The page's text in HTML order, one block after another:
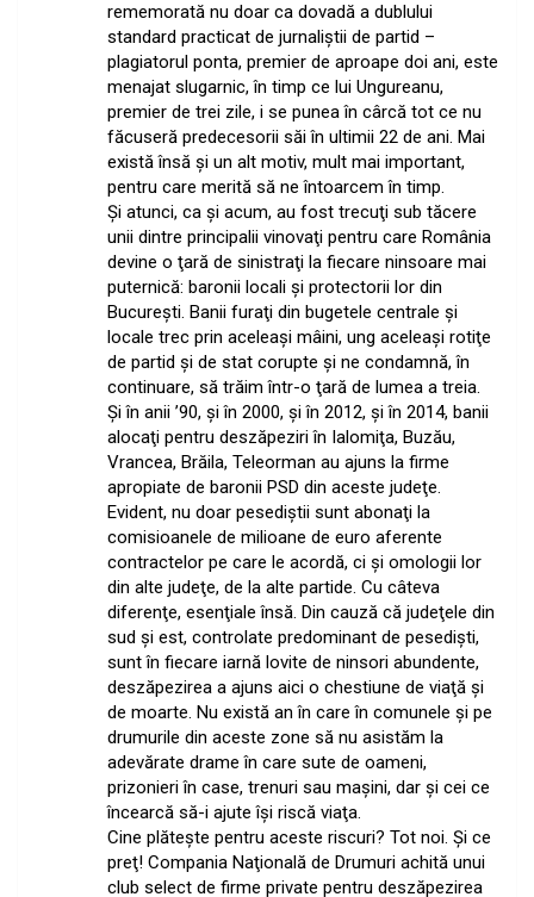
rememorată nu doar ca dovadă a dublului
standard practicat de jurnaliştii de partid –
plagiatorul ponta, premier de aproape doi ani, este
menajat slugarnic, în timp ce lui Ungureanu,
premier de trei zile, i se punea în cârcă tot ce nu
făcuseră predecesorii săi în ultimii 22 de ani. Mai
există însă şi un alt motiv, mult mai important,
pentru care merită să ne întoarcem în timp.
Şi atunci, ca şi acum, au fost trecuţi sub tăcere
unii dintre principalii vinovaţi pentru care România
devine o ţară de sinistraţi la fiecare ninsoare mai
puternică: baronii locali şi protectorii lor din
Bucureşti. Banii furaţi din bugetele centrale şi
locale trec prin aceleaşi mâini, ung aceleaşi rotiţe
de partid şi de stat corupte şi ne condamnă, în
continuare, să trăim într-o ţară de lumea a treia.
Şi în anii ’90, şi în 2000, şi în 2012, şi în 2014, banii
alocaţi pentru deszăpeziri în Ialomiţa, Buzău,
Vrancea, Brăila, Teleorman au ajuns la firme
apropiate de baronii PSD din aceste judeţe.
Evident, nu doar pesediştii sunt abonaţi la
comisioanele de milioane de euro aferente
contractelor pe care le acordă, ci şi omologii lor
din alte judeţe, de la alte partide. Cu câteva
diferenţe, esenţiale însă. Din cauză că judeţele din
sud şi est, controlate predominant de pesedişti,
sunt în fiecare iarnă lovite de ninsori abundente,
deszăpezirea a ajuns aici o chestiune de viaţă şi
de moarte. Nu există an în care în comunele şi pe
drumurile din aceste zone să nu asistăm la
adevărate drame în care sute de oameni,
prizonieri în case, trenuri sau maşini, dar şi cei ce
încearcă să-i ajute îşi riscă viaţa.
Cine plăteşte pentru aceste riscuri? Tot noi. Şi ce
preţ! Compania Naţională de Drumuri achită unui
club select de firme private pentru deszăpezirea